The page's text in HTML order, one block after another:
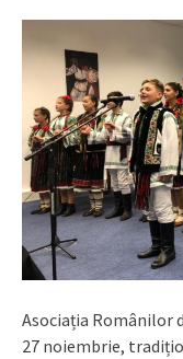
Asociația Românilor
27 noiembrie,